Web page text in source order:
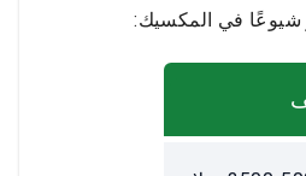
شيوعًا في المكسيك: